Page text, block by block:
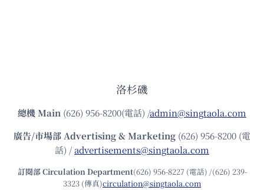
洛杉磯
總機Main (626) 956-8200(電話) /admin@singtaola.com
廣告/市場部Advertising & Marketing (626) 956-8200 (電
話) /advertisements@singtaola.com
訂閱部 Circulation Department(626) 956-8227 (電話) /(626) 239-
3323 (傳真)circulation@singtaola.com